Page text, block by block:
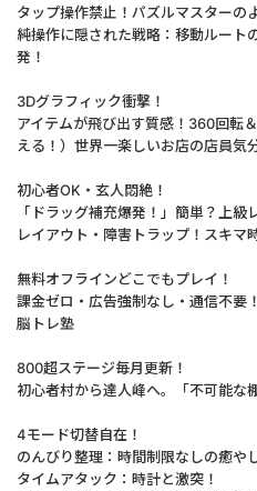
タップ操作禁止！パズルマスターの
純操作に隠された戦略：移動ルート
発！
3Dグラフィック衝撃！
アイテムが飛び出す質感！360回転
える！）世界一楽しいお店の店員気
初心者OK・玄人悶絶！
「ドラッグ補充爆発！」簡単？上
レイアウト・障害トラップ！スキマ
無料オフラインどこでもプレイ！
課金ゼロ・広告強制なし・通信不要
脳トレ塾
800超ステージ毎月更新！
初心者村から達人峰へ。「不可能な
4モード切替自在！
のんびり整理：時間制限なしの癒や
タイムアタック：時計と激突！